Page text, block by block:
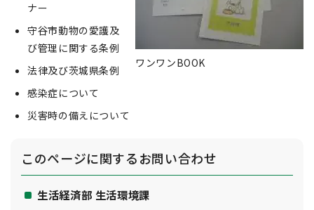
ワンワンBOOK
ナー
守谷市動物の愛護及
び管理に関する条例
法律及び茨城県条例
感染症について
災害時の備えについて
このページに関するお問い合わせ
生活経済部 生活環境課